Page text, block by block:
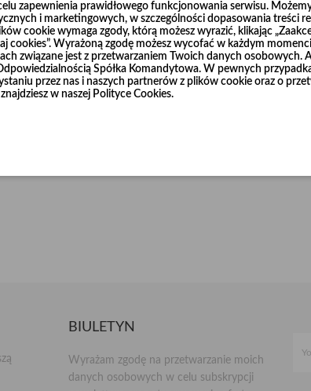
BIULETYN
Wyrażam zgodę na przetwarzanie moich
danych osobowych w celu subskrypcji
zapewnienia prawidłowego funkcjonowania serwisu.
i marketingowych, w szczególności dopasowania treści
cookie wymaga zgody, którą możesz wyrazić, klikając
cookies”. Wyrażoną zgodę możesz wycofać w każdym
związane jest z przetwarzaniem Twoich danych
Spółka Komandytowa. W pewnych
przez nas i naszych partnerów z plików cookie oraz o
w naszej Polityce Cookies.